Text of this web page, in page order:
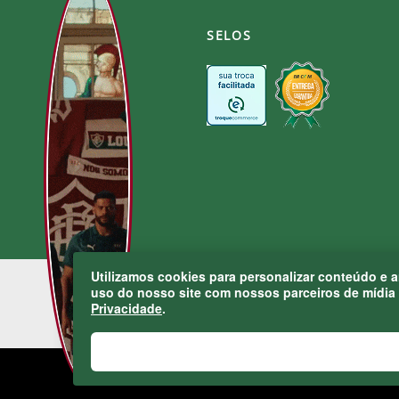
Utilizamos cookies para personalizar conteúdo e
uso do nosso site com nossos parceiros de
Privacidade.
SELOS